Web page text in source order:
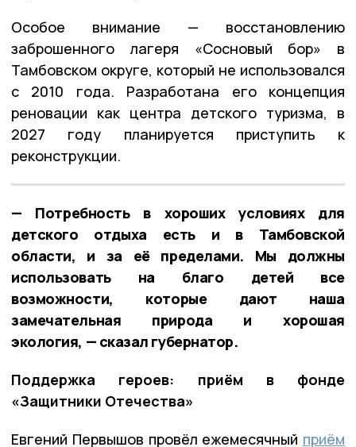
Особое внимание — восстановлению
заброшенного лагеря «Сосновый бор» в
Тамбовском округе, который не использовался
с 2010 года. Разработана его концепция
реновации как центра детского туризма, в
2027 году планируется приступить к
реконструкции.
— Потребность в хороших условиях для
детского отдыха есть и в Тамбовской
области, и за её пределами. Мы должны
использовать на благо детей все
возможности, которые дают наша
замечательная природа и хорошая
экология, — сказал губернатор.
Поддержка героев: приём в фонде
«Защитники Отечества»
Евгений Первышов провёл ежемесячный приём